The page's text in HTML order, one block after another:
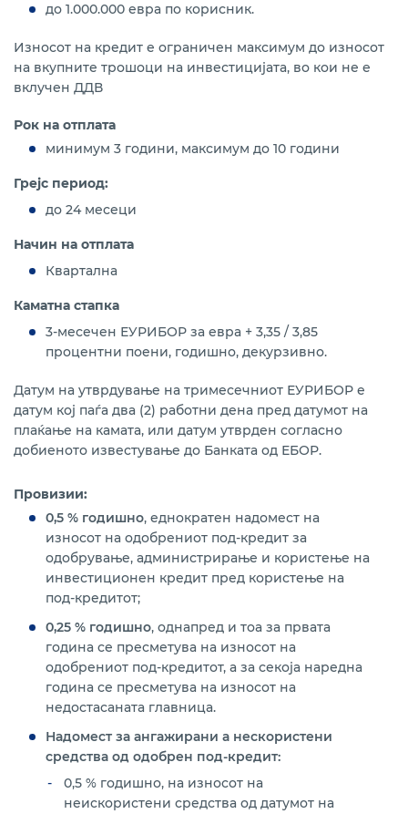
до 1.000.000 евра по корисник.
Износот на кредит е ограничен максимум до износот
на вкупните трошоци на инвестицијата, во кои не е
вклучен ДДВ
Рок на отплата
минимум 3 години, максимум до 10 години
Грејс период:
до 24 месеци
Начин на отплата
Квартална
Каматна стапка
3-месечен ЕУРИБОР за евра + 3,35 / 3,85
процентни поени, годишно, декурзивно.
Датум на утврдување на тримесечниот ЕУРИБОР е
датум кој паѓа два (2) работни дена пред датумот на
плаќање на камата, или датум утврден согласно
добиеното известување до Банката од ЕБОР.
Провизии:
0,5 % годишно, еднократен надомест на
износот на одобрениот под-кредит за
одобрување, администрирање и користење на
инвестиционен кредит пред користење на
под-кредитот;
0,25 % годишно, однапред и тоа за првата
година се пресметува на износот на
одобрениот под-кредитот, а за секоја наредна
година се пресметува на износот на
недостасаната главница.
Надомест за ангажирани а нескористени
средства од одобрен под-кредит:
0,5 % годишно, на износот на
неискористени средства од датумот на